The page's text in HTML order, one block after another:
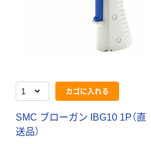
カゴに入れる
SMC ブローガン IBG10 1P（直
送品）